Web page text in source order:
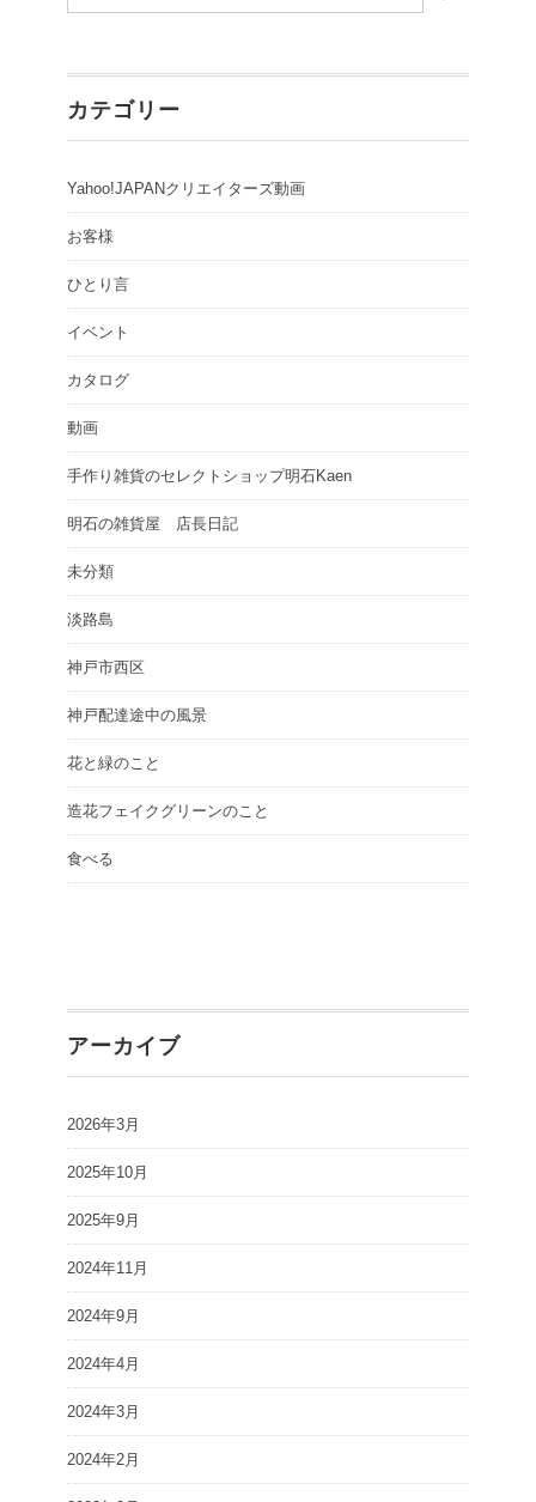
カテゴリー
Yahoo!JAPANクリエイターズ動画
お客様
ひとり言
イベント
カタログ
動画
手作り雑貨のセレクトショップ明石Kaen
明石の雑貨屋 店長日記
未分類
淡路島
神戸市西区
神戸配達途中の風景
花と緑のこと
造花フェイクグリーンのこと
食べる
アーカイブ
2026年3月
2025年10月
2025年9月
2024年11月
2024年9月
2024年4月
2024年3月
2024年2月